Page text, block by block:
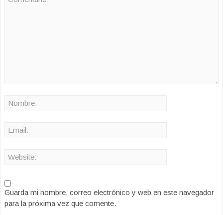
Guarda mi nombre, correo electrónico y web en este navegador
para la próxima vez que comente.